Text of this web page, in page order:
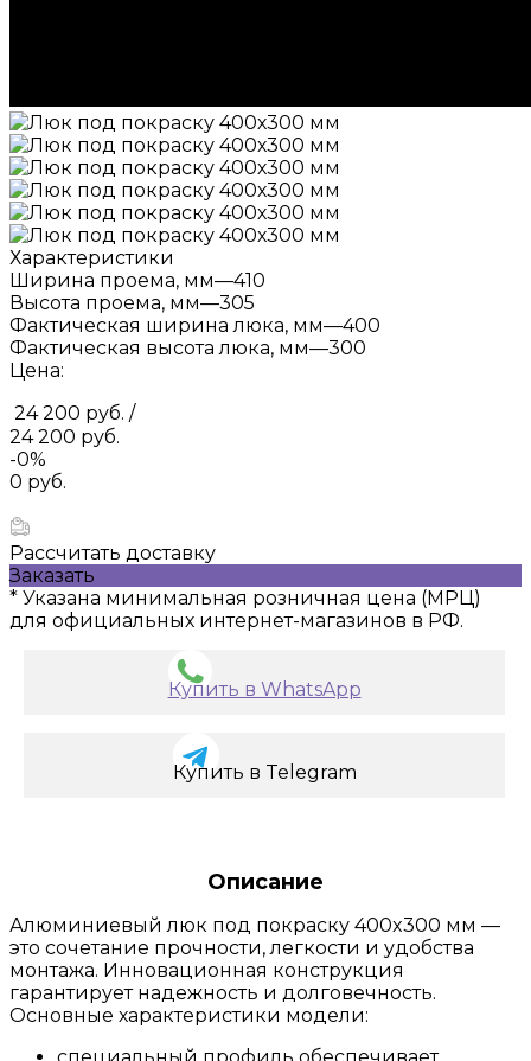
Характеристики
Ширина проема, мм—410
Высота проема, мм—305
Фактическая ширина люка, мм—400
Фактическая высота люка, мм—300
Цена:
24 200 руб. /
24 200 руб.
-0%
0 руб.
Рассчитать доставку
Заказать
* Указана минимальная розничная цена (МРЦ)
для официальных интернет-магазинов в РФ.
Купить в WhatsApp
Купить в Telegram
Описание
Алюминиевый люк под покраску 400x300 мм —
это сочетание прочности, легкости и удобства
монтажа. Инновационная конструкция
гарантирует надежность и долговечность.
Основные характеристики модели: